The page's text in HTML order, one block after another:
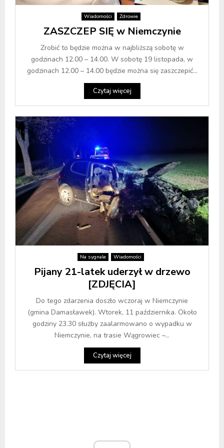
Wiadomości Zdrowie
ZASZCZEP SIĘ w Niemczynie
Zrobić to będzie można w najbliższą sobotę w
godzinach 12.00 – 14.00. W sobotę 19 listopada, w
godzinach 12.00 – 14.00 będzie można się zaszczepić...
Czytaj więcej
Na sygnale Wiadomości
Pijany 21-latek uderzył w drzewo
[ZDJĘCIA]
Do tego zdarzenia doszło wczoraj w Niemczynie
(gmina Damasławek). Wtorek, 11 października. Około
godziny 23.30 służby zaalarmowano o wypadku w
Niemczynie, na trasie Wągrowiec –...
Czytaj więcej